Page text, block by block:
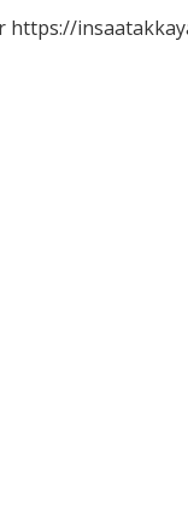
https://